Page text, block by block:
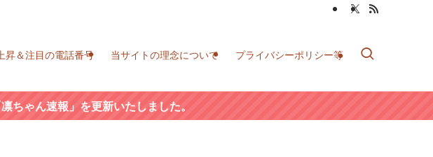
昇＆注目の電話番号 当サイトの理念について プライバシーポリシー等
ちゃん速報」を更新いたしました。